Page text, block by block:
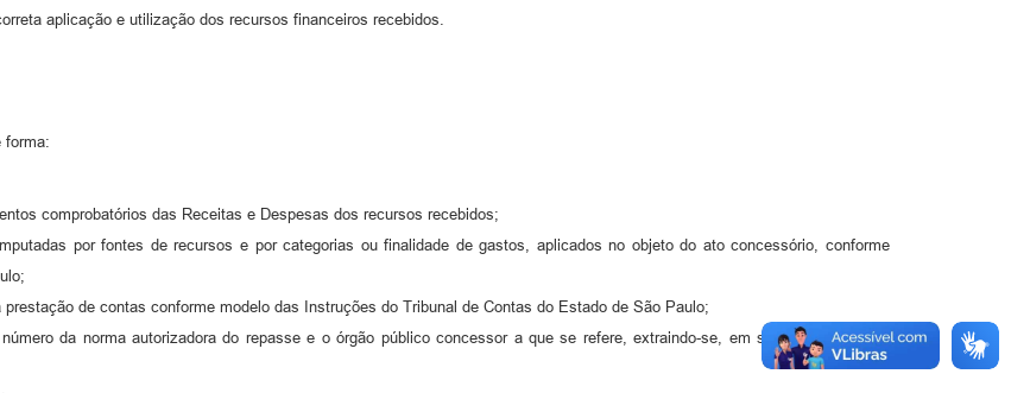
aplicação e utilização dos recursos financeiros recebidos.
forma:
comprobatórios das Receitas e Despesas dos recursos recebidos;
por fontes de recursos e por categorias ou finalidade de gastos, aplicados no objeto do ato concessório, conforme
de contas conforme modelo das Instruções do Tribunal de Contas do Estado de São Paulo;
da norma autorizadora do repasse e o órgão público concessor a que se refere, extraindo-se, em seguida, as cópias